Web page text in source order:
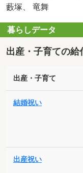
藪塚、 竜舞
暮らしデータ
出産・子育ての給
出産・子育て
結婚祝い
出産祝い